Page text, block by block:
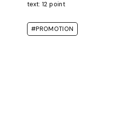
text: 12 point
#PROMOTION